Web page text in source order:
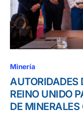
Minería
AUTORIDADES
REINO UNIDO
DE